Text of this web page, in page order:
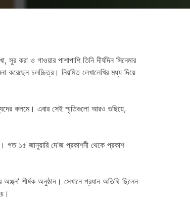
করা ও গাওয়ার পাশাপাশি তিনি দীর্ঘদিন সিনেমার
করেছেন চলচ্চিত্র। নিয়মিত লেখালেখির মধ্য দিয়ে
কলমে। এবার সেই স্মৃতিগুলো আরও গুছিয়ে,
গত ১৫ জানুয়ারি দে’জ প্রকাশনী থেকে প্রকাশ
শীর্ষক অনুষ্ঠান। সেখানে প্রধান অতিথি ছিলেন